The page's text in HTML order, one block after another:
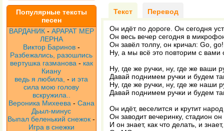
Популярные тексты
песен
ВАРДАНИК - АРАРАТ МЕР
ЛЕРНА
Виктор Баринов -
Разбежались, разошлись
вертушка газманова - как
Киану
ведь я любила, - и эта
сила мою голову
вскружила..
Вероника Михеева - Сана
Дьыл-минус
Выпал беленький снежок -
Игра в снежки
Текст Перевод
Он идёт по дороге. Он сегодня
Он весь вечер сегодня в
Он завёл толпу, он кричал: Go, go!
Ну, а мы всё это повторим с вами
Ну, где же ручки, ну, где же ваши
Давай поднимем ручки и будем
Ну, где же ручки, ну, где же наши
Давай поднимем ручки и будем
Он идёт, веселится и крутит народ
Он заводит вечеринку, стадион он
И он знает, как что делать, и